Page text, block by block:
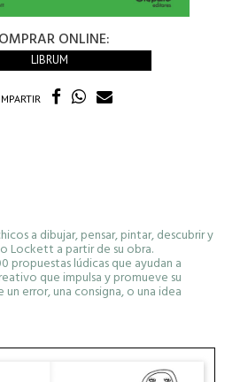
ONLINE:
LIBRUM
a dibujar, pensar, pintar, descubrir y
Lockett a partir de su obra.
propuestas lúdicas que ayudan a
que impulsa y promueve su
error, una consigna, o una idea